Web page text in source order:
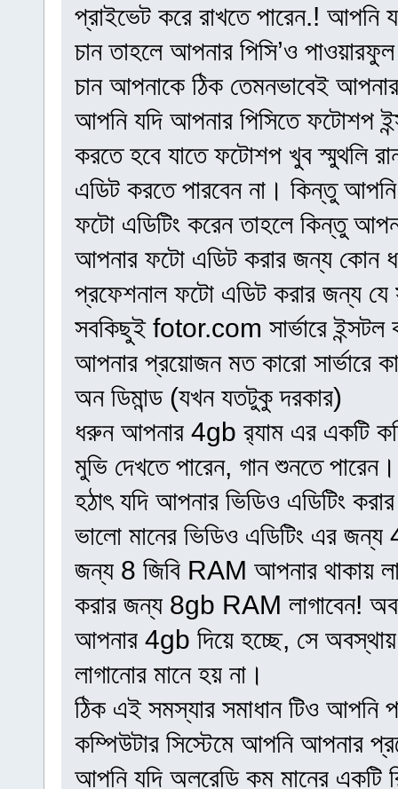
প্রাইভেট করে রাখতে পারেন.!
চান তাহলে আপনার পিসি’ও
চান আপনাকে ঠিক তেমনভাবেই
আপনি যদি আপনার পিসিতে ফটোশপ
করতে হবে যাতে ফটোশপ খুব স্মুথলি
এডিট করতে পারবেন না। কিন্তু
ফটো এডিটিং করেন তাহলে কিন্তু
আপনার ফটো এডিট করার জন্য কোন
প্রফেশনাল ফটো এডিট করার জন্য যে
সবকিছুই fotor.com সার্ভারে
আপনার প্রয়োজন মত কারো সার্ভারে
অন ডিমান্ড (যখন যতটুকু দরকার)
ধরুন আপনার 4gb র‍্যাম এর একটি
মুভি দেখতে পারেন, গান শুনতে
হঠাৎ যদি আপনার ভিডিও এডিটিং
ভালো মানের ভিডিও এডিটিং এর
জন্য 8 জিবি RAM আপনার থাকায়
করার জন্য 8gb RAM লাগাবেন!
আপনার 4gb দিয়ে হচ্ছে, সে
লাগানোর মানে হয় না।
ঠিক এই সমস্যার সমাধান টিও আপনি
কম্পিউটার সিস্টেমে আপনি আপনার
আপনি যদি অলরেডি কম মানের একটি